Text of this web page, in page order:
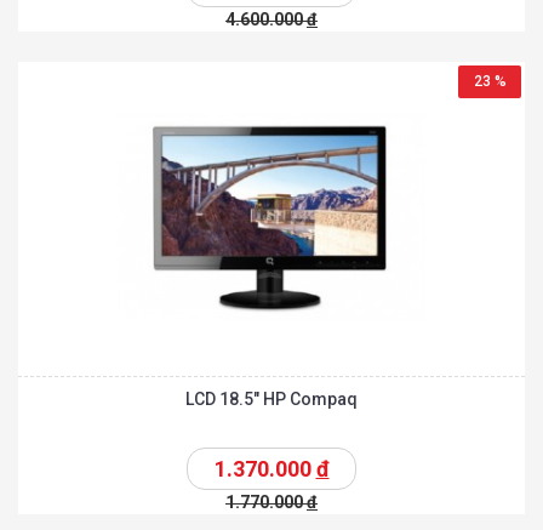
4.600.000đ
23 %
LCD 18.5″ HP Compaq
1.370.000đ
1.770.000đ